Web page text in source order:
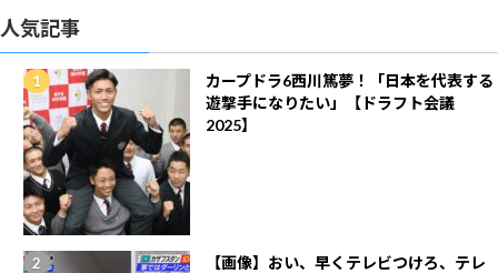
人気記事
カープドラ6西川篤夢！「日本を代表する
遊撃手になりたい」【ドラフト会議
2025】
【画像】おい、早くテレビつけろ、テレ